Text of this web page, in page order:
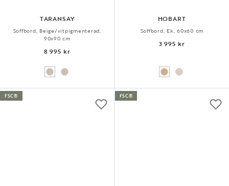
TARANSAY
Soffbord, Beige/vitpigmenterad,
90x90 cm
8 995 kr
HOBART
Soffbord, Ek, 60x60 cm
3 995 kr
FSC® FSC®